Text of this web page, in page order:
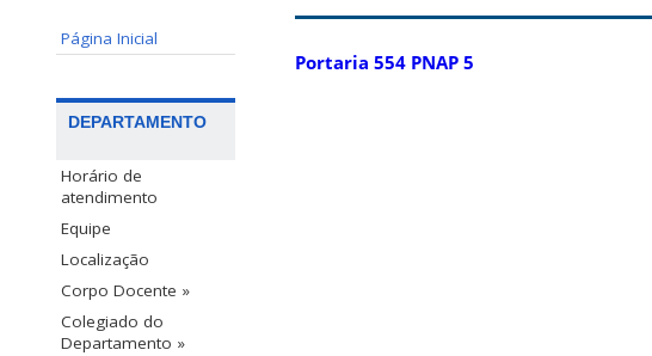
Página Inicial
DEPARTAMENTO
Horário de
atendimento
Equipe
Localização
Corpo Docente »
Colegiado do
Departamento »
Portaria 554 PNAP 5